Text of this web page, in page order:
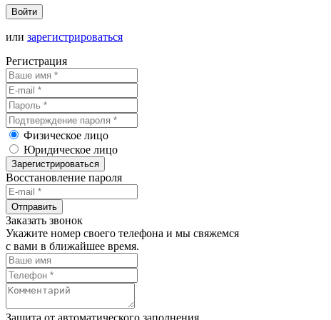
Войти
или зарегистрироваться
Регистрация
Физическое лицо
Юридическое лицо
Зарегистрироваться
Восстановление пароля
Отправить
Заказать звонок
Укажите номер своего телефона и мы свяжемся
с вами в ближайшее время.
Защита от автоматического заполнения